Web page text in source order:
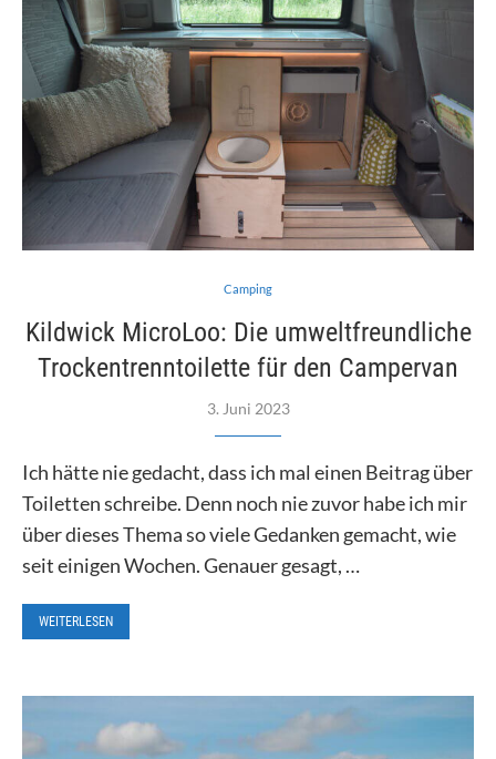
Camping
Kildwick MicroLoo: Die umweltfreundliche
Trockentrenntoilette für den Campervan
3. Juni 2023
Ich hätte nie gedacht, dass ich mal einen Beitrag über
Toiletten schreibe. Denn noch nie zuvor habe ich mir
über dieses Thema so viele Gedanken gemacht, wie
seit einigen Wochen. Genauer gesagt, …
WEITERLESEN